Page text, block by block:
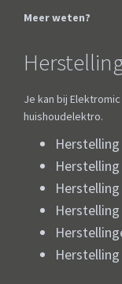
Meer weten?
Je kan bij
huishoudelektro.